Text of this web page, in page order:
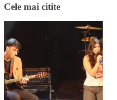
Cele mai citite